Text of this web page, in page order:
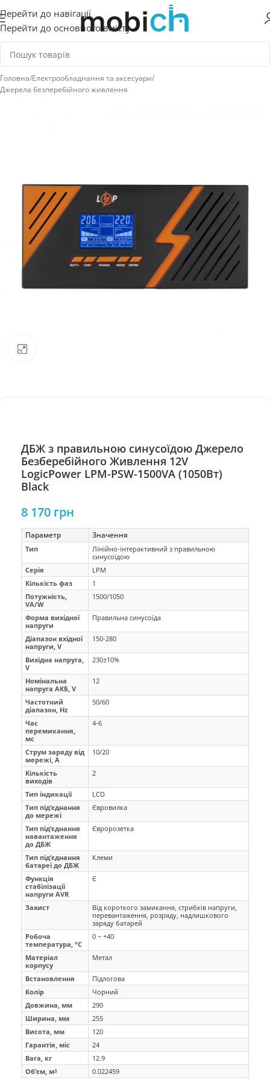
Перейти до навігації
Перейти до основного вмісту
Головна/Електрообладнання та аксесуари/
Джерела безперебійного живлення
ДБЖ з правильною синусоїдою Джерело
Безберебійного Живлення 12V
LogicPower LPM-PSW-1500VA (1050Вт)
Black
8 170 грн
Параметр Значення
Тип
Лінійно-інтерактивний з правильною
синусоїдою
Серія
LPM
Кількість фаз
1
Потужність,
VA/W
1500/1050
Форма вихідної
напруги
Правильна синусоїда
Діапазон вхідної
напруги, V
150-280
Вихідна напруга,
V
230±10%
Номінальна
напруга АКБ, V
12
Частотний
діапазон, Hz
50/60
Час
перемикання,
мс
4-6
Струм заряду від
мережі, A
10/20
Кількість
виходів
2
Тип індикації
LCD
Тип під’єднання
до мережі
Євровилка
Тип під’єднання
навантаження
до ДБЖ
Євророзетка
Тип під’єднання
батареї до ДБЖ
Клеми
Функція
стабілізації
напруги AVR
Є
Захист
Від короткого замикання, стрибків напруги,
перевантаження, розряду, надлишкового
заряду батарей
Робоча
температура, °C
0 ~ +40
Матеріал
корпусу
Метал
Встановлення
Підлогова
Колір
Чорний
Довжина, мм
290
Ширина, мм
255
Висота, мм
120
Гарантія, міс
24
Вага, кг
12.9
Об’єм, м3 0.022459